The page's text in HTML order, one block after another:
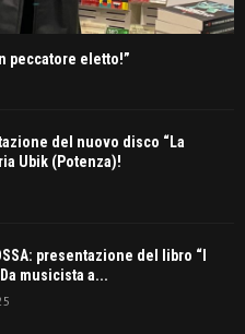
peccatore eletto!”
del nuovo disco “La
Ubik (Potenza)!
presentazione del libro “I
musicista a...